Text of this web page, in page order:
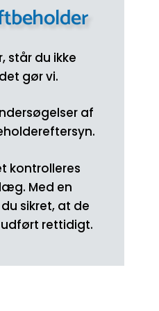
står du ikke
gør vi.
af
kontrolleres
Med en
sikret, at de
rettidigt.